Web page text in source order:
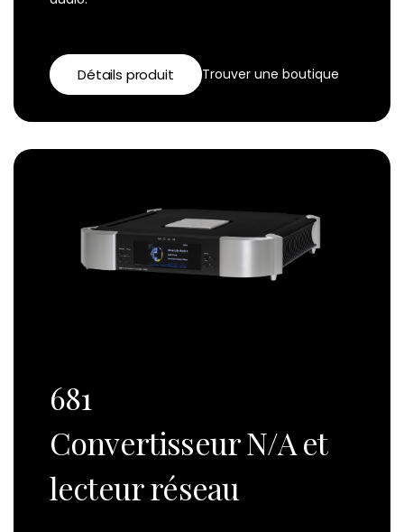
Détails produit Trouver une boutique
681
Convertisseur N/A et
lecteur réseau